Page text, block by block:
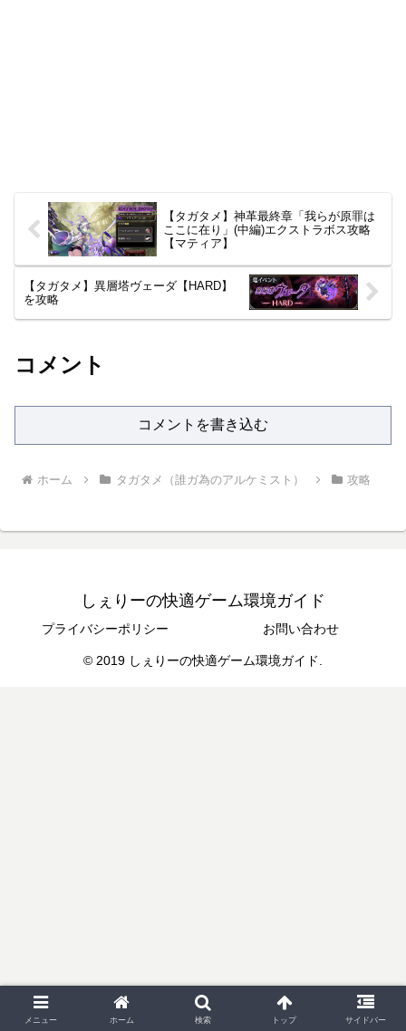
【タガタメ】神革最終章「我らが原罪は
ここに在り」(中編)エクストラボス攻略
【マティア】
【タガタメ】異層塔ヴェーダ【HARD】
を攻略
コメント
コメントを書き込む
ホーム タガタメ（誰ガ為のアルケミスト） 攻略
しぇりーの快適ゲーム環境ガイド
プライバシーポリシー お問い合わせ
© 2019 しぇりーの快適ゲーム環境ガイド.
メニュー ホーム 検索 トップ サイドバー